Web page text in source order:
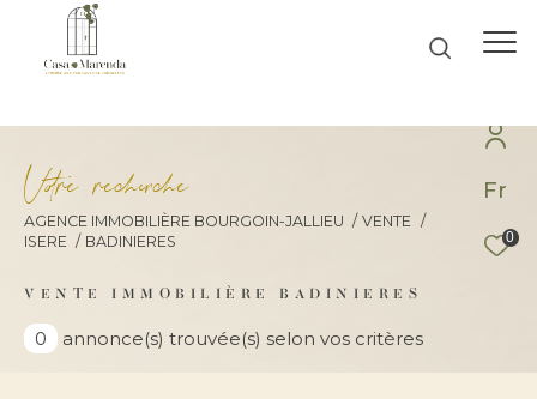
Fr
0
Vore recece
AGENCE IMMOBILIÈRE BOURGOIN-JALLIEU
VENTE
ISERE
BADINIERES
VENTE IMMOBILIÈRE BADINIERES
0 annonce(s) trouvée(s) selon vos critères
Effectuer une recherche
et trouver le bien qui correspond à vos
critères